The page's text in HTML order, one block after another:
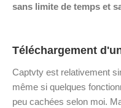
sans limite de temps et
Téléchargement
Captvty est relativement
même si quelques
peu cachées selon moi.